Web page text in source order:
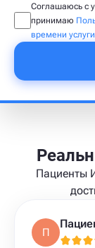
Соглашаюсь с
принимаю
времени услуги
Пациенты
П